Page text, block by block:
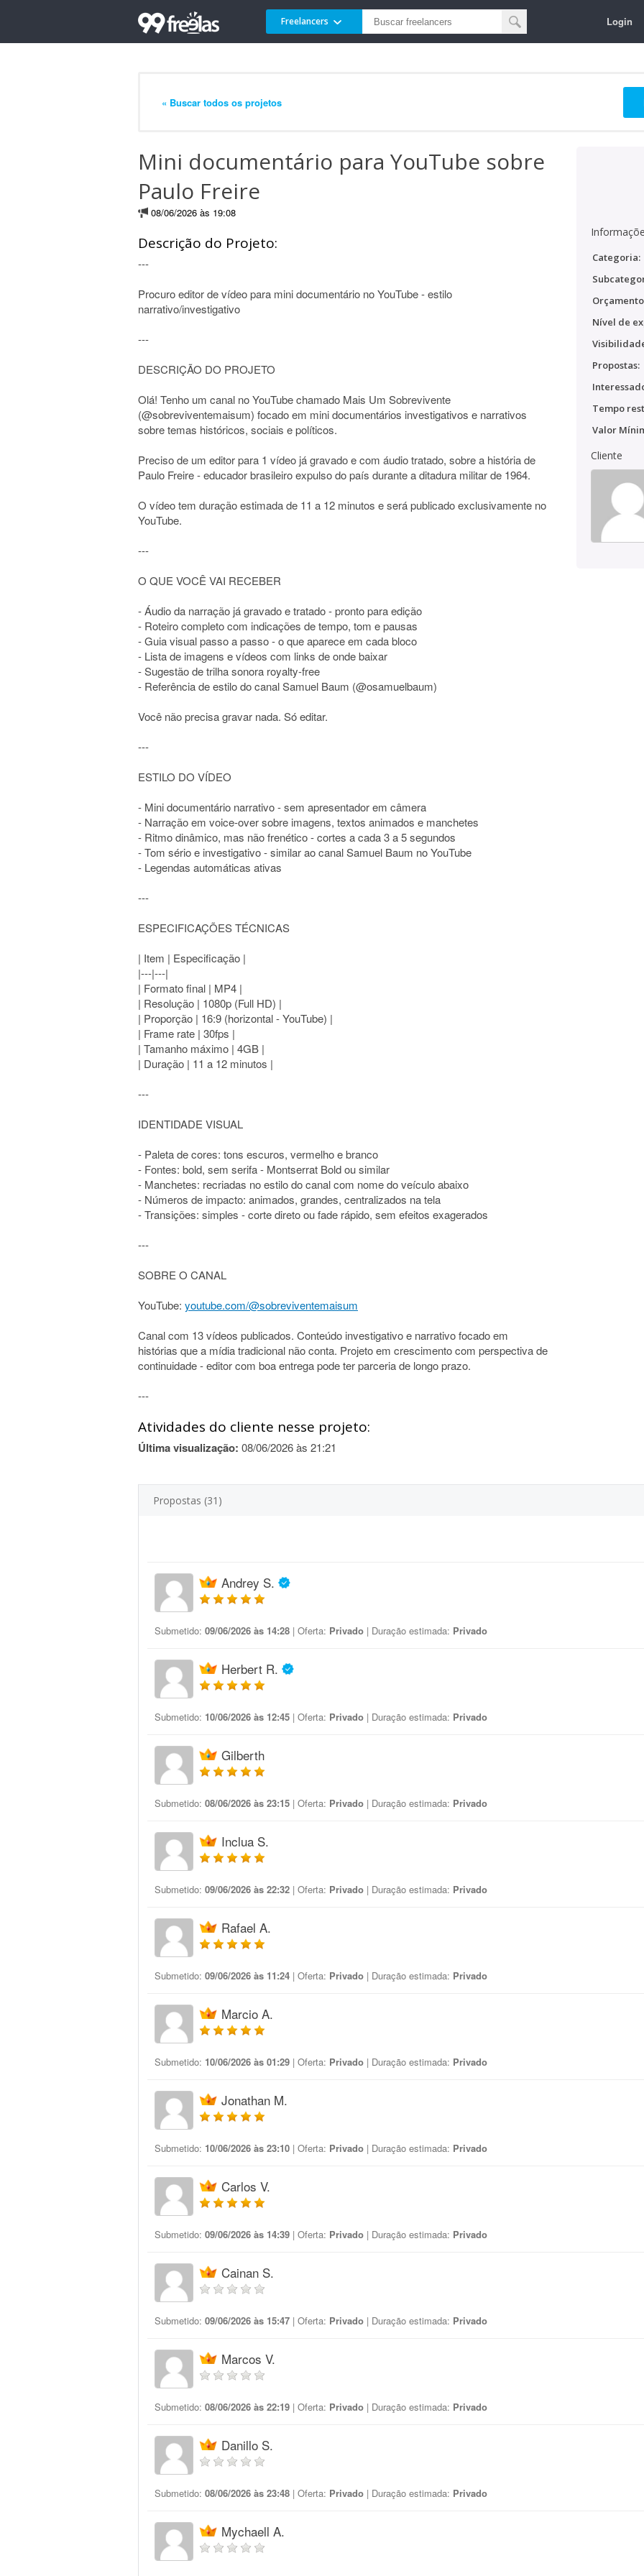
Freelancers Login
« Buscar todos os projetos
Mini documentário para YouTube sobre
Paulo Freire
08/06/2026 às 19:08
Descrição do Projeto:
---
Procuro editor de vídeo para mini documentário no YouTube - estilo
narrativo/investigativo
---
DESCRIÇÃO DO PROJETO
Olá! Tenho um canal no YouTube chamado Mais Um Sobrevivente
(@sobreviventemaisum) focado em mini documentários investigativos e narrativos
sobre temas históricos, sociais e políticos.
Preciso de um editor para 1 vídeo já gravado e com áudio tratado, sobre a história de
Paulo Freire - educador brasileiro expulso do país durante a ditadura militar de 1964.
O vídeo tem duração estimada de 11 a 12 minutos e será publicado exclusivamente no
YouTube.
---
O QUE VOCÊ VAI RECEBER
- Áudio da narração já gravado e tratado - pronto para edição
- Roteiro completo com indicações de tempo, tom e pausas
- Guia visual passo a passo - o que aparece em cada bloco
- Lista de imagens e vídeos com links de onde baixar
- Sugestão de trilha sonora royalty-free
- Referência de estilo do canal Samuel Baum (@osamuelbaum)
Você não precisa gravar nada. Só editar.
---
ESTILO DO VÍDEO
- Mini documentário narrativo - sem apresentador em câmera
- Narração em voice-over sobre imagens, textos animados e manchetes
- Ritmo dinâmico, mas não frenético - cortes a cada 3 a 5 segundos
- Tom sério e investigativo - similar ao canal Samuel Baum no YouTube
- Legendas automáticas ativas
---
ESPECIFICAÇÕES TÉCNICAS
| Item | Especificação |
|---|---|
| Formato final | MP4 |
| Resolução | 1080p (Full HD) |
| Proporção | 16:9 (horizontal - YouTube) |
| Frame rate | 30fps |
| Tamanho máximo | 4GB |
| Duração | 11 a 12 minutos |
---
IDENTIDADE VISUAL
- Paleta de cores: tons escuros, vermelho e branco
- Fontes: bold, sem serifa - Montserrat Bold ou similar
- Manchetes: recriadas no estilo do canal com nome do veículo abaixo
- Números de impacto: animados, grandes, centralizados na tela
- Transições: simples - corte direto ou fade rápido, sem efeitos exagerados
---
SOBRE O CANAL
YouTube: youtube.com/@sobreviventemaisum
Canal com 13 vídeos publicados. Conteúdo investigativo e narrativo focado em
histórias que a mídia tradicional não conta. Projeto em crescimento com perspectiva de
continuidade - editor com boa entrega pode ter parceria de longo prazo.
---
Atividades do cliente nesse projeto:
Última visualização: 08/06/2026 às 21:21
Categoria:
Nível de
Propostas:
Tempo
Valor
Cliente
Propostas (31)
Andrey S.
Submetido: 09/06/2026 às 14:28 | Oferta: Privado | Duração estimada: Privado
Herbert R.
Submetido: 10/06/2026 às 12:45 | Oferta: Privado | Duração estimada: Privado
Gilberth
Submetido: 08/06/2026 às 23:15 | Oferta: Privado | Duração estimada: Privado
Inclua S.
Submetido: 09/06/2026 às 22:32 | Oferta: Privado | Duração estimada: Privado
Rafael A.
Submetido: 09/06/2026 às 11:24 | Oferta: Privado | Duração estimada: Privado
Marcio A.
Submetido: 10/06/2026 às 01:29 | Oferta: Privado | Duração estimada: Privado
Jonathan M.
Submetido: 10/06/2026 às 23:10 | Oferta: Privado | Duração estimada: Privado
Carlos V.
Submetido: 09/06/2026 às 14:39 | Oferta: Privado | Duração estimada: Privado
Cainan S.
Submetido: 09/06/2026 às 15:47 | Oferta: Privado | Duração estimada: Privado
Marcos V.
Submetido: 08/06/2026 às 22:19 | Oferta: Privado | Duração estimada: Privado
Danillo S.
Submetido: 08/06/2026 às 23:48 | Oferta: Privado | Duração estimada: Privado
Mychaell A.